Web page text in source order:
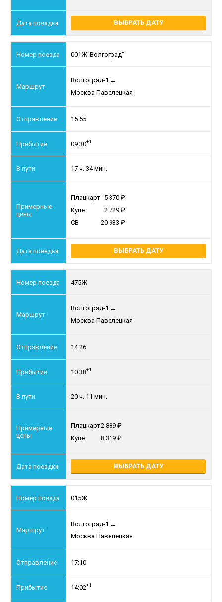
ВЫБРАТЬ ДАТУ
001Ж"Волгоград"
Волгоград-1 →
Москва Павелецкая
15:55
09:30+1
17 ч. 34 мин.
Плацкарт 5 370
Купе
2 729
СВ
20 933
ВЫБРАТЬ ДАТУ
475Ж
Волгоград-1 →
Москва Павелецкая
14:26
10:38+1
20 ч. 11 мин.
Плацкарт2 889
Купе
8 319
ВЫБРАТЬ ДАТУ
015Ж
Волгоград-1 →
Москва Павелецкая
17:10
14:02+1